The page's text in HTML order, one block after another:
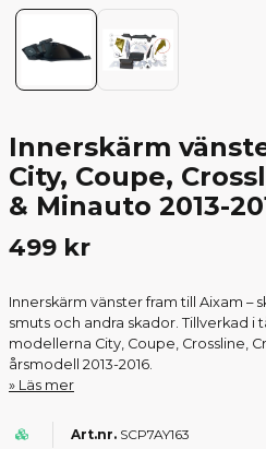
Innerskärm
City, Coupe,
& Minauto 2013-
499 kr
Innerskärm vänster fram till Aixam –
smuts och andra skador. Tillverkad i
modellerna City, Coupe, Crossline,
årsmodell 2013-2016.
Läs mer
SCP7AY163